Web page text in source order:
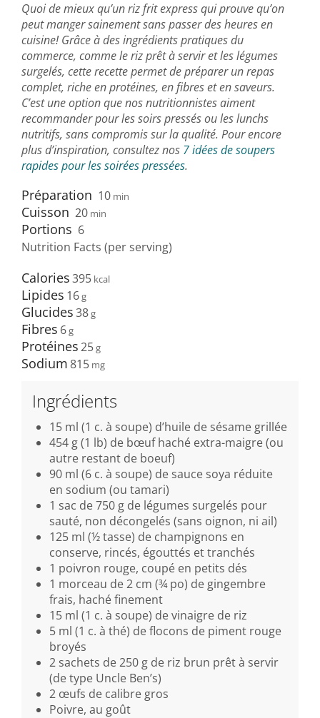
Quoi de mieux qu’un riz frit express qui prouve qu’on
peut manger sainement sans passer des heures en
cuisine! Grâce à des ingrédients pratiques du
commerce, comme le riz prêt à servir et les légumes
surgelés, cette recette permet de préparer un repas
complet, riche en protéines, en fibres et en saveurs.
C’est une option que nos nutritionnistes aiment
recommander pour les soirs pressés ou les lunchs
nutritifs, sans compromis sur la qualité. Pour encore
plus d’inspiration, consultez nos 7 idées de soupers
rapides pour les soirées pressées.
Préparation 10 min
Cuisson 20 min
Portions 6
Nutrition Facts (per serving)
Calories395
Lipides 16
Glucides38
Fibres 6
Protéines25
Sodium815
Ingrédients
15 ml (1 c. à soupe) d’huile de sésame grillée
454 g (1 lb) de bœuf haché extra-maigre (ou
autre restant de boeuf)
90 ml (6 c. à soupe) de sauce soya réduite
en sodium (ou tamari)
1 sac de 750 g de légumes surgelés pour
sauté, non décongelés (sans oignon, ni ail)
125 ml (½ tasse) de champignons en
conserve, rincés, égouttés et tranchés
1 poivron rouge, coupé en petits dés
1 morceau de 2 cm (¾ po) de gingembre
frais, haché finement
15 ml (1 c. à soupe) de vinaigre de riz
5 ml (1 c. à thé) de flocons de piment rouge
broyés
2 sachets de 250 g de riz brun prêt à servir
(de type Uncle Ben’s)
2 œufs de calibre gros
Poivre, au goût